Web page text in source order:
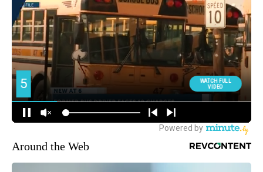
Around the Web